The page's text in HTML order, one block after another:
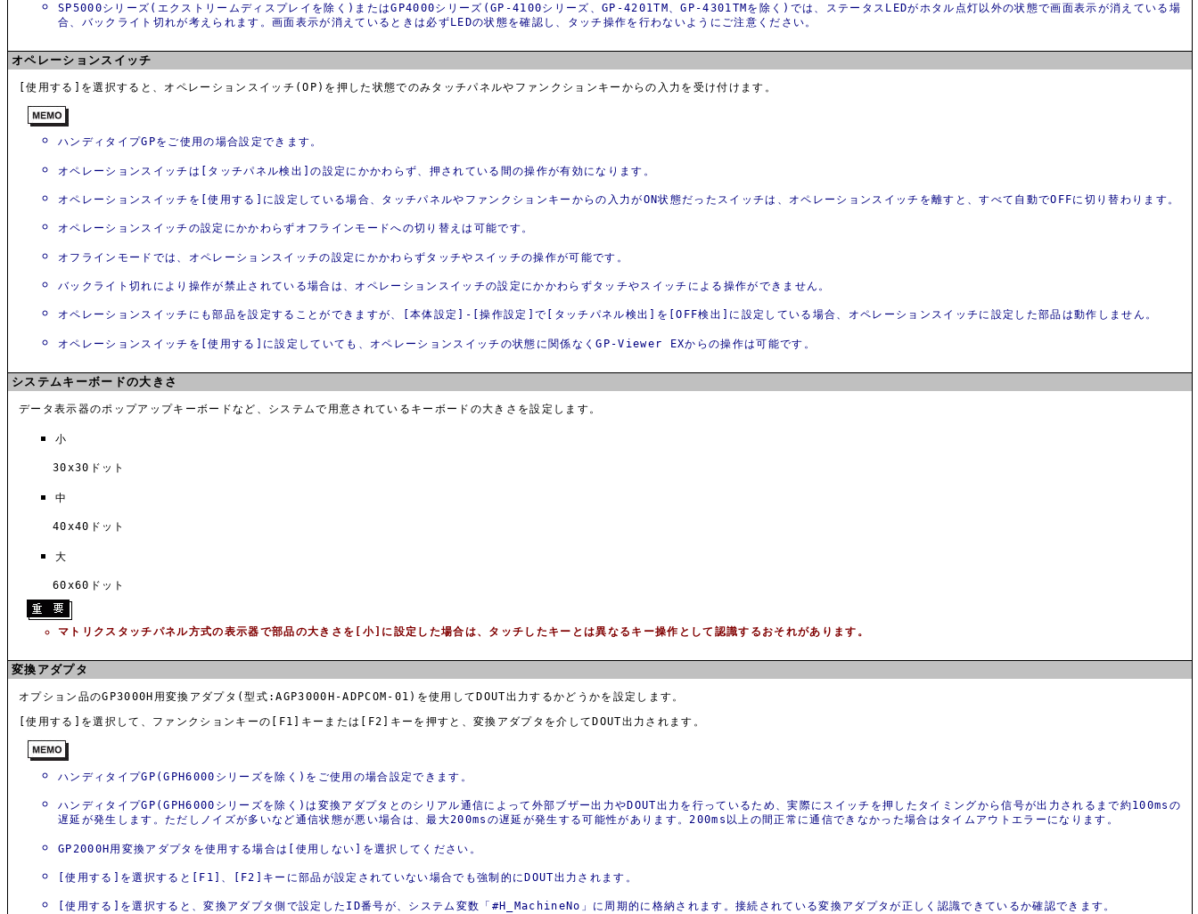
SP5000シリーズ(エクストリームディスプレイを除く)またはGP4000シリーズ(GP-4100シリーズ、GP-4201TM、GP-4301TMを除く)では、ステータスLEDがホタル点灯以外の状態で画面表示が消えている場
合、バックライト切れが考えられます。画面表示が消えているときは必ずLEDの状態を確認し、タッチ操作を行わないようにご注意ください。
オペレーションスイッチ
[使用する]を選択すると、オペレーションスイッチ(OP)を押した状態でのみタッチパネルやファンクションキーからの入力を受け付けます。
ハンディタイプGPをご使用の場合設定できます。
オペレーションスイッチは[タッチパネル検出]の設定にかかわらず、押されている間の操作が有効になります。
オペレーションスイッチを[使用する]に設定している場合、タッチパネルやファンクションキーからの入力がON状態だったスイッチは、オペレーションスイッチを離すと、すべて自動でOFFに切り替わります。
オペレーションスイッチの設定にかかわらずオフラインモードへの切り替えは可能です。
オフラインモードでは、オペレーションスイッチの設定にかかわらずタッチやスイッチの操作が可能です。
バックライト切れにより操作が禁止されている場合は、オペレーションスイッチの設定にかかわらずタッチやスイッチによる操作ができません。
オペレーションスイッチにも部品を設定することができますが、[本体設定]-[操作設定]で[タッチパネル検出]を[OFF検出]に設定している場合、オペレーションスイッチに設定した部品は動作しません。
オペレーションスイッチを[使用する]に設定していても、オペレーションスイッチの状態に関係なくGP-Viewer EXからの操作は可能です。
システムキーボードの大きさ
データ表示器のポップアップキーボードなど、システムで用意されているキーボードの大きさを設定します。
小
30x30ドット
中
40x40ドット
大
60x60ドット
マトリクスタッチパネル方式の表示器で部品の大きさを[小]に設定した場合は、タッチしたキーとは異なるキー操作として認識するおそれがあります。
変換アダプタ
オプション品のGP3000H用変換アダプタ(型式:AGP3000H-ADPCOM-01)を使用してDOUT出力するかどうかを設定します。
[使用する]を選択して、ファンクションキーの[F1]キーまたは[F2]キーを押すと、変換アダプタを介してDOUT出力されます。
ハンディタイプGP(GPH6000シリーズを除く)をご使用の場合設定できます。
ハンディタイプGP(GPH6000シリーズを除く)は変換アダプタとのシリアル通信によって外部ブザー出力やDOUT出力を行っているため、実際にスイッチを押したタイミングから信号が出力されるまで約100msの
遅延が発生します。ただしノイズが多いなど通信状態が悪い場合は、最大200msの遅延が発生する可能性があります。200ms以上の間正常に通信できなかった場合はタイムアウトエラーになります。
GP2000H用変換アダプタを使用する場合は[使用しない]を選択してください。
[使用する]を選択すると[F1]、[F2]キーに部品が設定されていない場合でも強制的にDOUT出力されます。
[使用する]を選択すると、変換アダプタ側で設定したID番号が、システム変数「#H_MachineNo」に周期的に格納されます。接続されている変換アダプタが正しく認識できているか確認できます。